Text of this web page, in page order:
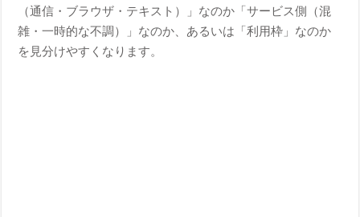
（通信・ブラウザ・テキスト）」なのか「サービス側（混
雑・一時的な不調）」なのか、あるいは「利用枠」なのか
を見分けやすくなります。